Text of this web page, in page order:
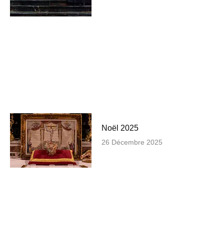
Noël 2025
26 Décembre 2025